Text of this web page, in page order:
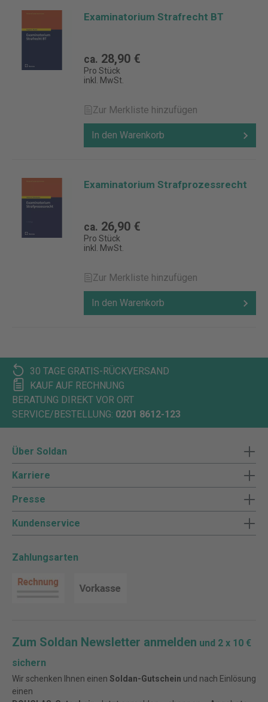
Examinatorium Strafrecht BT
ca. 28,90 €
Pro Stück
inkl. MwSt.
Zur Merkliste hinzufügen
In den Warenkorb
Examinatorium Strafprozessrecht
ca. 26,90 €
Pro Stück
inkl. MwSt.
Zur Merkliste hinzufügen
In den Warenkorb
30 TAGE GRATIS-RÜCKVERSAND
KAUF AUF RECHNUNG
BERATUNG DIREKT VOR ORT
SERVICE/BESTELLUNG: 0201 8612-123
Über Soldan
Karriere
Presse
Kundenservice
Zahlungsarten
Zum Soldan Newsletter anmelden und 2 x 10 €
sichern
Wir schenken Ihnen einen Soldan-Gutschein und nach Einlösung
einen